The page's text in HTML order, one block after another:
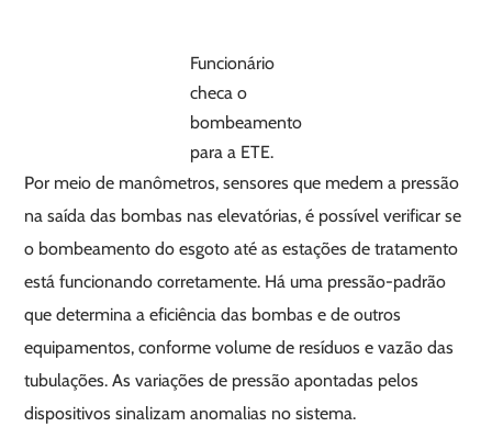
Funcionário
checa o
bombeamento
para a ETE.
Por meio de manômetros, sensores que medem a pressão
na saída das bombas nas elevatórias, é possível verificar se
o bombeamento do esgoto até as estações de tratamento
está funcionando corretamente. Há uma pressão-padrão
que determina a eficiência das bombas e de outros
equipamentos, conforme volume de resíduos e vazão das
tubulações. As variações de pressão apontadas pelos
dispositivos sinalizam anomalias no sistema.